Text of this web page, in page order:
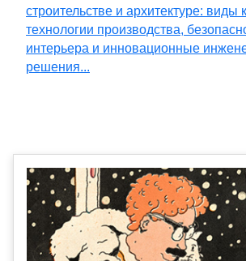
строительстве и архитектуре: виды
технологии производства,
интерьера и инновационные
решения...